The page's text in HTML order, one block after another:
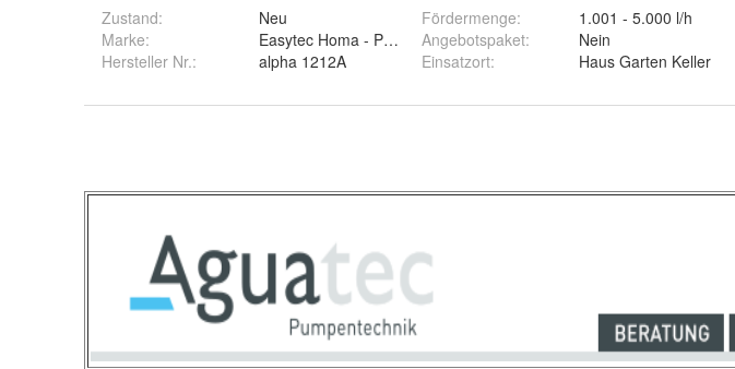
Zustand:
Neu
Marke:
Easytec Homa - Pumpen
Hersteller Nr.:
alpha 1212A
Fördermenge:
1.001 - 5.000 l/h
Angebotspaket:
Nein
Einsatzort: Haus Garten Keller